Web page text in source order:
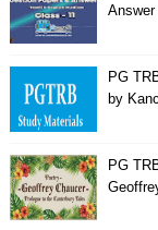
Answer
PG
by
PG